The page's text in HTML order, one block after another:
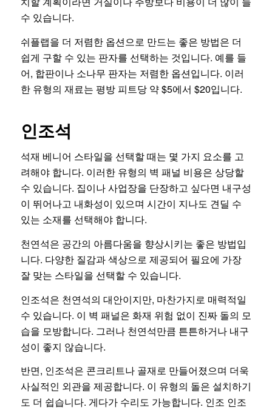
수 있습니다.
쉬플랩을 더 저렴한 옵션으로 만드는 좋은 방법은 더
쉽게 구할 수 있는 판자를 선택하는 것입니다. 예를 들
어, 합판이나 소나무 판자는 저렴한 옵션입니다. 이러
한 유형의 재료는 평방 피트당 약 $5에서 $20입니다.
인조석
석재 베니어 스타일을 선택할 때는 몇 가지 요소를 고
려해야 합니다. 이러한 유형의 벽 패널 비용은 상당할
수 있습니다. 집이나 사업장을 단장하고 싶다면 내구성
이 뛰어나고 내화성이 있으며 시간이 지나도 견딜 수
있는 소재를 선택해야 합니다.
천연석은 공간의 아름다움을 향상시키는 좋은 방법입
니다. 다양한 질감과 색상으로 제공되어 필요에 가장
잘 맞는 스타일을 선택할 수 있습니다.
인조석은 천연석의 대안이지만, 마찬가지로 매력적일
수 있습니다. 이 벽 패널은 화재 위험 없이 진짜 돌의 모
습을 모방합니다. 그러나 천연석만큼 튼튼하거나 내구
성이 좋지 않습니다.
반면, 인조석은 콘크리트나 골재로 만들어졌으며 더욱
사실적인 외관을 제공합니다. 이 유형의 돌은 설치하기
도 더 쉽습니다. 게다가 수리도 가능합니다. 인조 인조